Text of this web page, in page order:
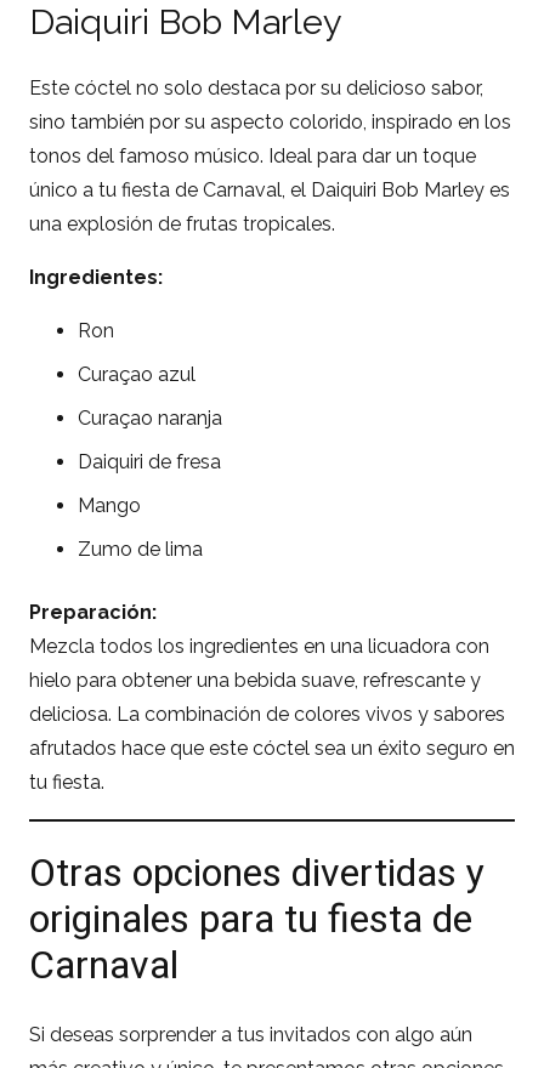
Daiquiri Bob Marley
Este cóctel no solo destaca por su delicioso sabor,
sino también por su aspecto colorido, inspirado en los
tonos del famoso músico. Ideal para dar un toque
único a tu fiesta de Carnaval, el Daiquiri Bob Marley es
una explosión de frutas tropicales.
Ingredientes:
Ron
Curaçao azul
Curaçao naranja
Daiquiri de fresa
Mango
Zumo de lima
Preparación:
Mezcla todos los ingredientes en una licuadora con
hielo para obtener una bebida suave, refrescante y
deliciosa. La combinación de colores vivos y sabores
afrutados hace que este cóctel sea un éxito seguro en
tu fiesta.
Otras opciones divertidas y
originales para tu fiesta de
Carnaval
Si deseas sorprender a tus invitados con algo aún